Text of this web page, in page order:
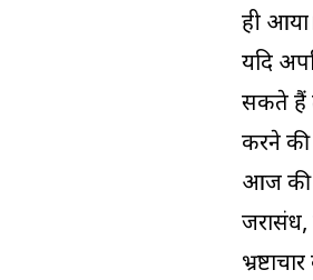
ही
यदि
सकते हैं
करने की
आज की